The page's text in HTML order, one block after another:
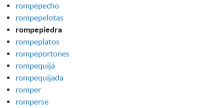
rompepecho
rompepelotas
rompepiedra
rompeplatos
rompeportones
rompequijá
rompequijada
romper
romperse